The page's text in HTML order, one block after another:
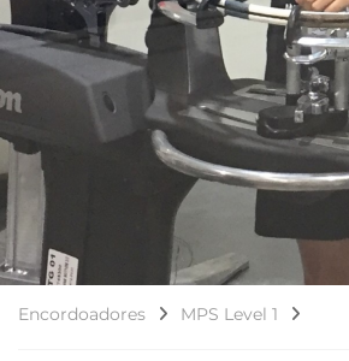
Encordoadores MPS Level 1